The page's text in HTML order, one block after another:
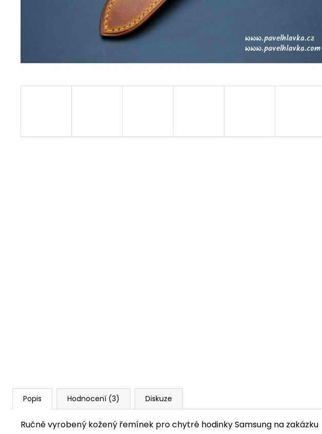
Popis Hodnocení (3) Diskuze
Ručně vyrobený kožený řemínek pro chytré hodinky Samsung na zakázku